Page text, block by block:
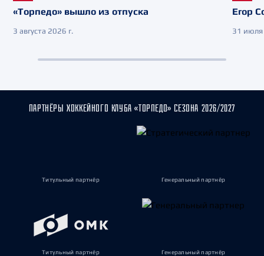
«Торпедо» вышло из отпуска
3 августа 2026 г.
Егор
31 июля
ПАРТНЁРЫ ХОККЕЙНОГО КЛУБА «ТОРПЕДО» СЕЗОНА 2026/2027
Титульный партнёр Генеральный партнёр
Титульный партнёр Генеральный партнёр